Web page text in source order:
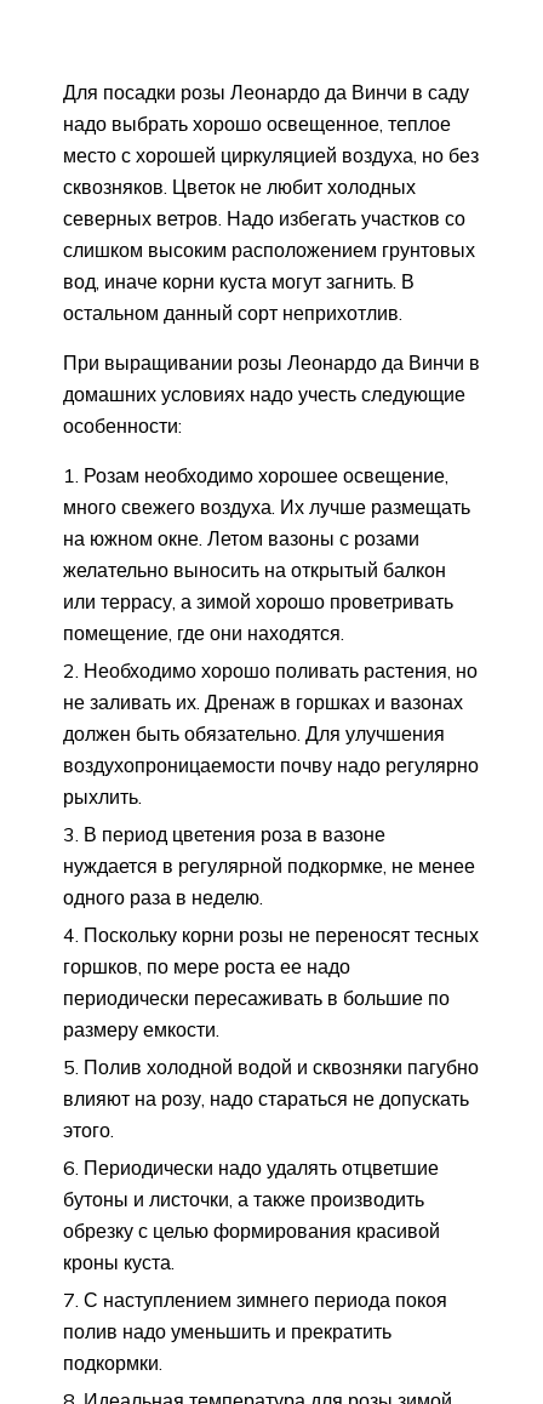
Для посадки розы Леонардо да Винчи в саду
надо выбрать хорошо освещенное, теплое
место с хорошей циркуляцией воздуха, но без
сквозняков. Цветок не любит холодных
северных ветров. Надо избегать участков со
слишком высоким расположением грунтовых
вод, иначе корни куста могут загнить. В
остальном данный сорт неприхотлив.
При выращивании розы Леонардо да Винчи в
домашних условиях надо учесть следующие
особенности:
Розам необходимо хорошее освещение,
много свежего воздуха. Их лучше размещать
на южном окне. Летом вазоны с розами
желательно выносить на открытый балкон
или террасу, а зимой хорошо проветривать
помещение, где они находятся.
Необходимо хорошо поливать растения, но
не заливать их. Дренаж в горшках и вазонах
должен быть обязательно. Для улучшения
воздухопроницаемости почву надо регулярно
рыхлить.
В период цветения роза в вазоне
нуждается в регулярной подкормке, не менее
одного раза в неделю.
Поскольку корни розы не переносят тесных
горшков, по мере роста ее надо
периодически пересаживать в большие по
размеру емкости.
Полив холодной водой и сквозняки пагубно
влияют на розу, надо стараться не допускать
этого.
Периодически надо удалять отцветшие
бутоны и листочки, а также производить
обрезку с целью формирования красивой
кроны куста.
С наступлением зимнего периода покоя
полив надо уменьшить и прекратить
подкормки.